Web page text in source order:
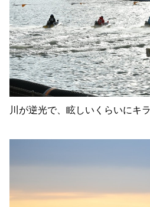
川が逆光で、眩しいくらいにキ